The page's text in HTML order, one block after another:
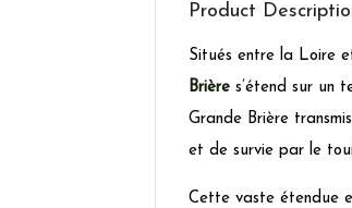
Product
Situés entre la Loire
Brière s’étend sur un
Grande Brière
et de survie par le
Cette vaste étendue